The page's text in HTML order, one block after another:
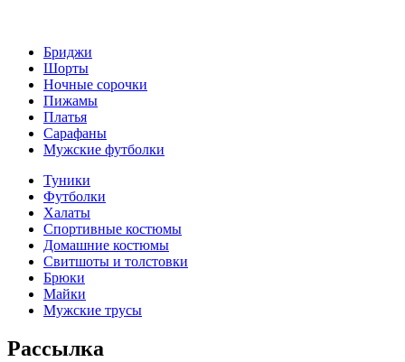
Бриджи
Шорты
Ночные сорочки
Пижамы
Платья
Сарафаны
Мужские футболки
Туники
Футболки
Халаты
Спортивные костюмы
Домашние костюмы
Свитшоты и толстовки
Брюки
Майки
Мужские трусы
Рассылка